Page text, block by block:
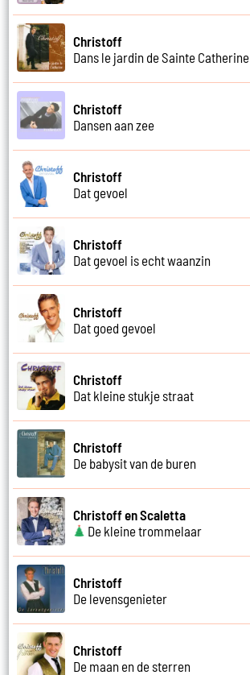
Christoff
Dans le jardin de Sainte Catherine
Christoff
Dansen aan zee
Christoff
Dat gevoel
Christoff
Dat gevoel is echt waanzin
Christoff
Dat goed gevoel
Christoff
Dat kleine stukje straat
Christoff
De babysit van de buren
Christoff en Scaletta
De kleine trommelaar
Christoff
De levensgenieter
Christoff
De maan en de sterren